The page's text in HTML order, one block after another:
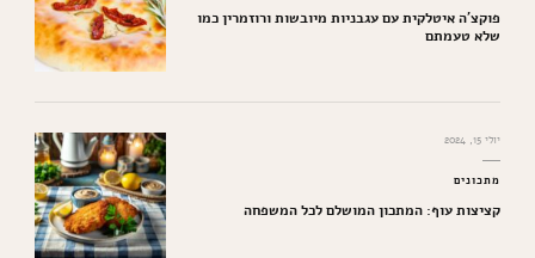
פוקצ’ה איטלקית עם עגבניות מיובשות ורוזמרין כמו
שלא טעמתם
יולי 15, 2024
מתכונים
קציצות עוף: המתכון המושלם לכל המשפחה